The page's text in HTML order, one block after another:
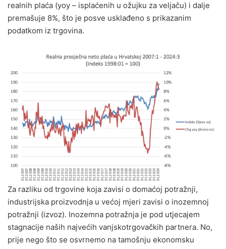
realnih plaća (yoy – isplaćenih u ožujku za veljaču) i dalje
premašuje 8%, što je posve usklađeno s prikazanim
podatkom iz trgovina.
Za razliku od trgovine koja zavisi o domaćoj potražnji,
industrijska proizvodnja u većoj mjeri zavisi o inozemnoj
potražnji (izvoz). Inozemna potražnja je pod utjecajem
stagnacije naših najvećih vanjskotrgovačkih partnera. No,
prije nego što se osvrnemo na tamošnju ekonomsku